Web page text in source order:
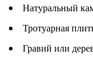
Натуральный
Тротуарная
Гравий или